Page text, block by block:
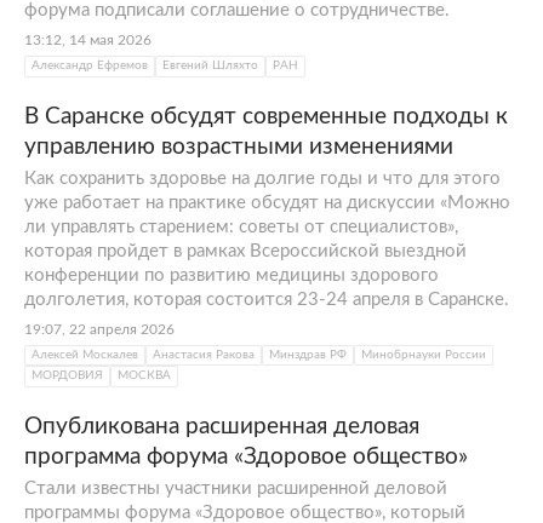
форума подписали соглашение о сотрудничестве.
13:12, 14 мая 2026
Александр Ефремов Евгений Шляхто РАН
В Саранске обсудят современные подходы к
управлению возрастными изменениями
Как сохранить здоровье на долгие годы и что для этого
уже работает на практике обсудят на дискуссии «Можно
ли управлять старением: советы от специалистов»,
которая пройдет в рамках Всероссийской выездной
конференции по развитию медицины здорового
долголетия, которая состоится 23-24 апреля в Саранске.
19:07, 22 апреля 2026
Алексей Москалев Анастасия Ракова Минздрав РФ
Минобрнауки России
МОРДОВИЯ
МОСКВА
Опубликована расширенная деловая
программа форума «Здоровое общество»
Стали известны участники расширенной деловой
программы форума «Здоровое общество», который